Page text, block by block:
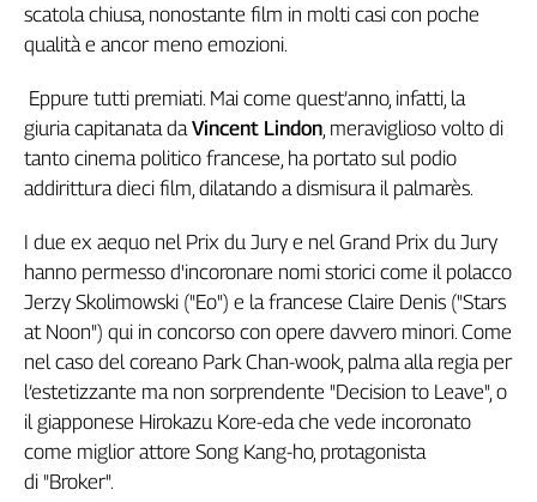
Tech
It
Inserti
Idea
Diffusa
Le
trasmissioni
tv
Work
Progress
L'Italia
nel
Lavoro
scatola chiusa, nonostante film in molti casi con poche
qualità e ancor meno emozioni.
Eppure tutti premiati. Mai come quest’anno, infatti, la
giuria capitanata da Vincent Lindon , meraviglioso volto di
tanto cinema politico francese, ha portato sul podio
addirittura dieci film, dilatando a dismisura il palmarès.
I due ex aequo nel Prix du Jury e nel Grand Prix du Jury
hanno permesso d'incoronare nomi storici come il polacco
Jerzy Skolimowski ("Eo") e la francese Claire Denis ("Stars
at Noon") qui in concorso con opere davvero minori. Come
nel caso del coreano Park Chan-wook, palma alla regia per
l’estetizzante ma non sorprendente "Decision to Leave", o
il giapponese Hirokazu Kore-eda che vede incoronato
come miglior attore Song Kang-ho, protagonista
di "Broker".